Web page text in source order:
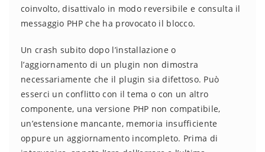
coinvolto, disattivalo in modo reversibile e consulta il
messaggio PHP che ha provocato il blocco.
Un crash subito dopo l’installazione o
l’aggiornamento di un plugin non dimostra
necessariamente che il plugin sia difettoso. Può
esserci un conflitto con il tema o con un altro
componente, una versione PHP non compatibile,
un’estensione mancante, memoria insufficiente
oppure un aggiornamento incompleto. Prima di